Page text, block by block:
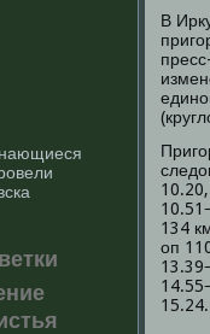
В
134
оп
15.24.